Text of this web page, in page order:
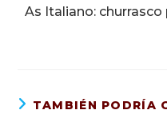
As Italiano:
TAMBIÉN PODRÍA